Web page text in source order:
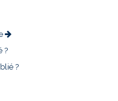
?
?